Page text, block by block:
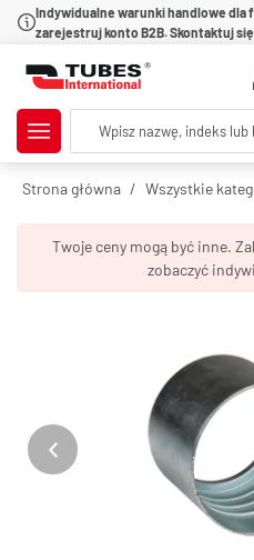
Indywidualne warunki handlowe dla
zarejestruj konto B2B. Skontaktuj się
Strona główna Wszystkie
Twoje ceny mogą być inne.
zobaczyć